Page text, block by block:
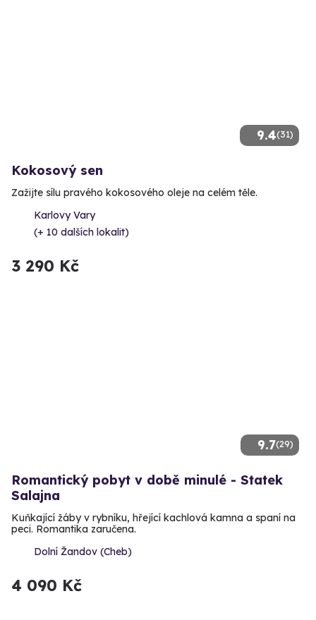
9.4(31)
Kokosový sen
Zažijte sílu pravého kokosového oleje na celém těle.
Karlovy Vary
(+ 10 dalších lokalit)
3 290 Kč
9.7(29)
Romantický pobyt v době minulé - Statek
Salajna
Kuňkající žáby v rybníku, hřející kachlová kamna a spaní na
peci. Romantika zaručena.
Dolní Žandov (Cheb)
4 090 Kč